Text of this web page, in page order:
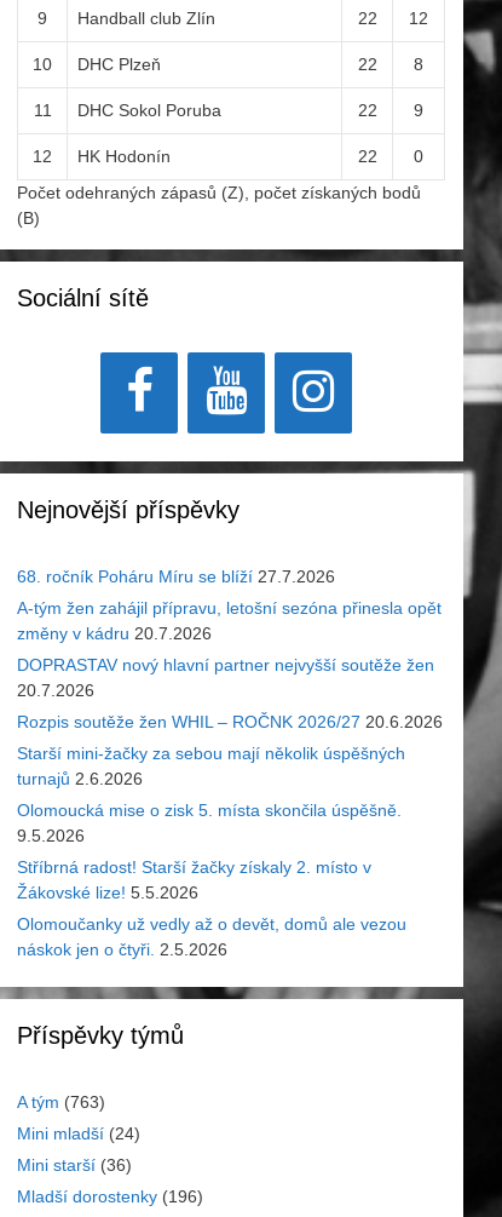
9 Handball club Zlín 22 12
10 DHC Plzeň 22 8
11 DHC Sokol Poruba 22 9
12 HK Hodonín 22
0
Počet odehraných zápasů (Z), počet získaných bodů
(B)
Sociální sítě
Nejnovější příspěvky
68. ročník Poháru Míru se blíží 27.7.2026
A-tým žen zahájil přípravu, letošní sezóna přinesla opět
změny v kádru 20.7.2026
DOPRASTAV nový hlavní partner nejvyšší soutěže žen
20.7.2026
Rozpis soutěže žen WHIL – ROČNK 2026/27 20.6.2026
Starší mini-žačky za sebou mají několik úspěšných
turnajů 2.6.2026
Olomoucká mise o zisk 5. místa skončila úspěšně.
9.5.2026
Stříbrná radost! Starší žačky získaly 2. místo v
Žákovské lize! 5.5.2026
Olomoučanky už vedly až o devět, domů ale vezou
náskok jen o čtyři. 2.5.2026
Příspěvky týmů
A tým (763)
Mini mladší (24)
Mini starší (36)
Mladší dorostenky (196)